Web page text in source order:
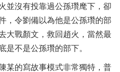
並沒有投靠過公孫瓚麾下，卻
，令劉備以為他是公孫瓚的部
大戰顏文，救回趙火，當然最
是不是公孫瓚的部下。
某的寫故事模式非常獨特，普